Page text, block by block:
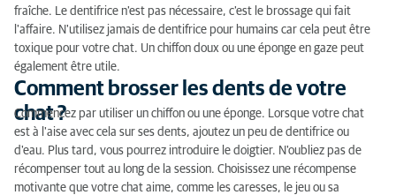
fraîche. Le dentifrice n'est pas nécessaire, c'est le brossage qui fait
l'affaire. N'utilisez jamais de dentifrice pour humains car cela peut être
toxique pour votre chat. Un chiffon doux ou une éponge en gaze peut
également être utile.
Comment brosser les dents de votre
chat ?
Commencez par utiliser un chiffon ou une éponge. Lorsque votre chat
est à l'aise avec cela sur ses dents, ajoutez un peu de dentifrice ou
d'eau. Plus tard, vous pourrez introduire le doigtier. N'oubliez pas de
récompenser tout au long de la session. Choisissez une récompense
motivante que votre chat aime, comme les caresses, le jeu ou sa